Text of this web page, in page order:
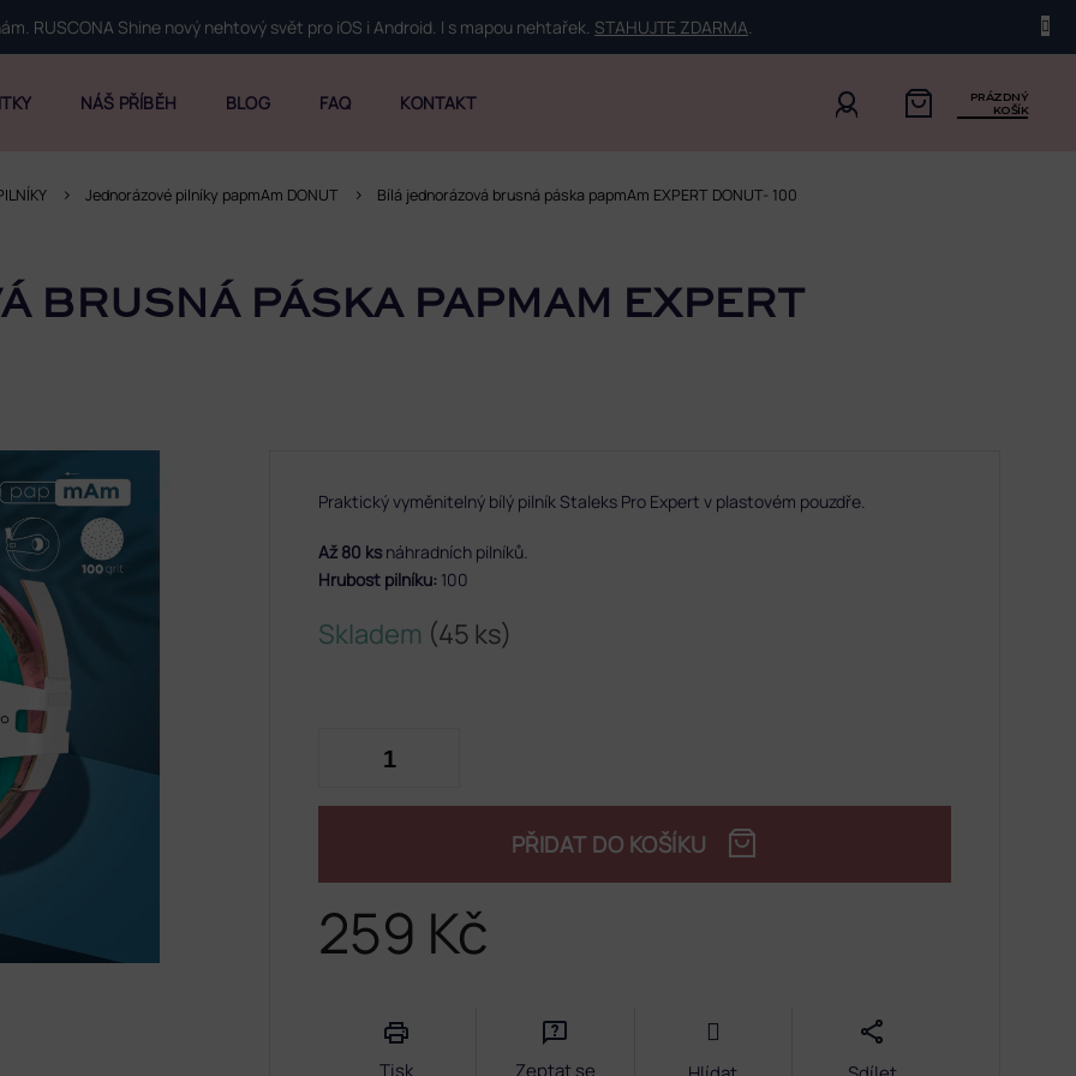
RUSCONA Shine nový nehtový svět pro iOS i Android. I s mapou nehtařek. STAHUJTE ZDARMA.
PRÁZDNÝ
KOŠÍK
NÁŠ PŘÍBĚH BLOG FAQ KONTAKT
Jednorázové pilníky papmAm DONUT Bílá jednorázová brusná páska papmAm EXPERT DONUT- 100
BRUSNÁ PÁSKA PAPMAM EXPERT
259 Kč
Skladem (45 ks)
PŘIDAT DO KOŠÍKU
Praktický vyměnitelný bílý pilník Staleks Pro Expert v plastovém pouzdře.
Až 80 ks náhradních pilníků.
Hrubost pilníku: 100
Tisk Zeptat se